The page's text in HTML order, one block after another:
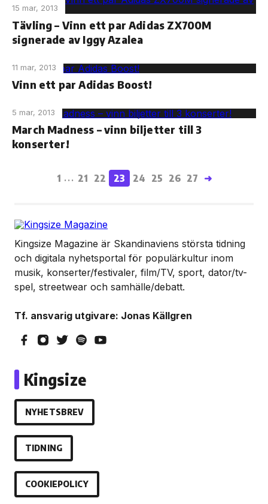
15 mar, 2013
Tävling – Vinn ett par Adidas ZX700M
signerade av Iggy Azalea
11 mar, 2013
Vinn ett par Adidas Boost!
5 mar, 2013
March Madness – vinn biljetter till 3
konserter!
1 ... 21 22 23 24 25 26 27 ➜
Kingsize Magazine är Skandinaviens största tidning
och digitala nyhetsportal för populärkultur inom
musik, konserter/festivaler, film/TV, sport, dator/tv-
spel, streetwear och samhälle/debatt.
Tf. ansvarig utgivare: Jonas Källgren
Kingsize
NYHETSBREV
TIDNING
COOKIEPOLICY